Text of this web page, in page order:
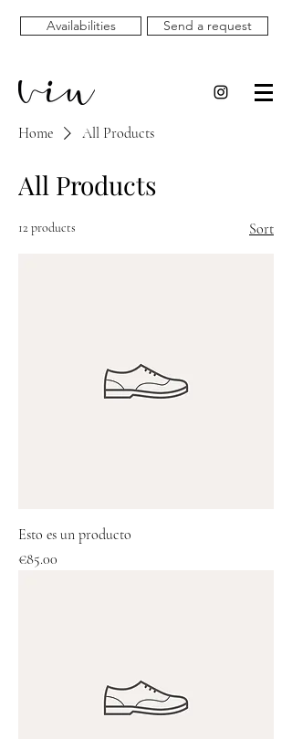
Availabilities Send a request
Home All Products
All Products
12 products Sort
Esto es un producto
Price
€85.00